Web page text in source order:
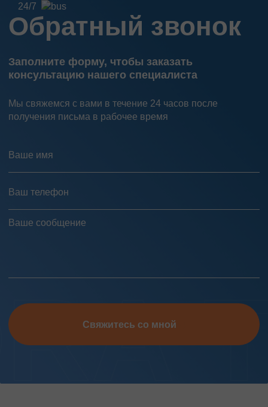
24/7
Обратный звонок
Заполните форму, чтобы заказать
консультацию нашего специалиста
Мы свяжемся с вами в течение 24 часов после
получения письма в рабочее время
Свяжитесь со мной